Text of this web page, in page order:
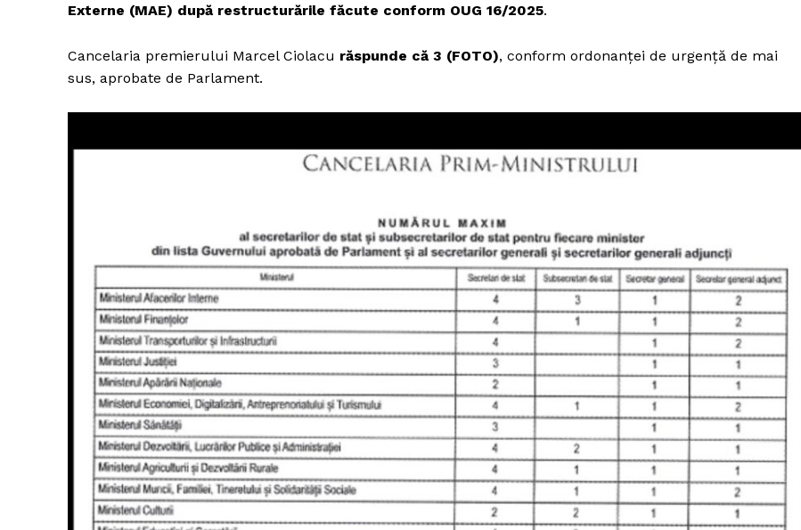
Externe (MAE) după restructurările făcute conform OUG 16/2025.
Cancelaria premierului Marcel Ciolacu răspunde că 3 (FOTO), conform ordonanței de urgență de mai
sus, aprobate de Parlament.